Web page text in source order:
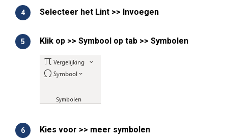
Selecteer het Lint >> Invoegen
Klik op >> Symbool op tab >> Symbolen
Kies voor >> meer symbolen